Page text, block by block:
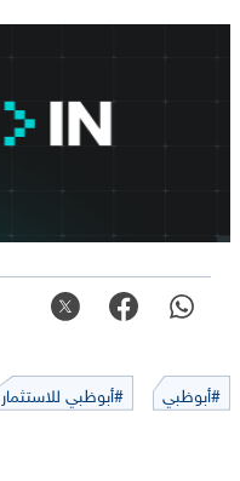
#أبوظبي #أبوظبي للاستثمار